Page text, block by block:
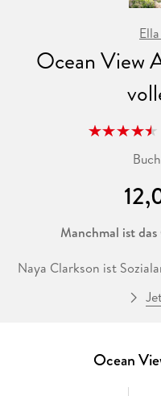
Ocean View
Manchmal ist
Naya Clarkson ist
Wohnprojekts in Rhode
zweiten Heimat
von Carter Sloan, einem
Ocean